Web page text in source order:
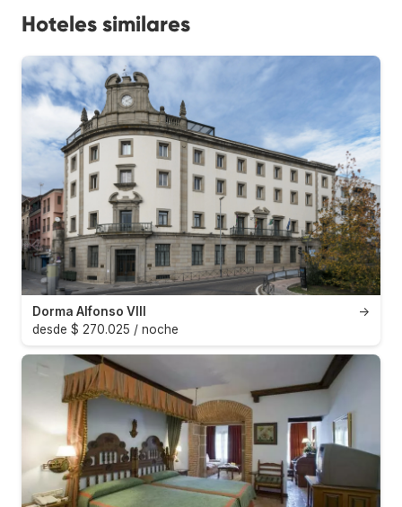
Hoteles similares
→
Dorma Alfonso VIII
desde $ 270.025 / noche